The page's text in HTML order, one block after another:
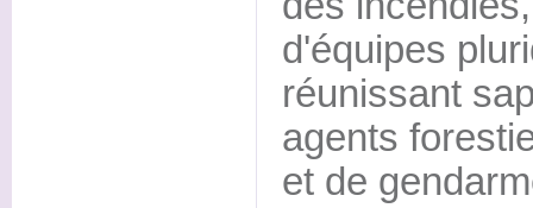
d'équipes
réunissant
agents
et de